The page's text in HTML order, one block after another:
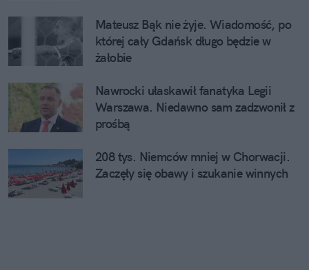
Mateusz Bąk nie żyje. Wiadomość, po
której cały Gdańsk długo będzie w
żałobie
Nawrocki ułaskawił fanatyka Legii
Warszawa. Niedawno sam zadzwonił z
prośbą
208 tys. Niemców mniej w Chorwacji.
Zaczęły się obawy i szukanie winnych